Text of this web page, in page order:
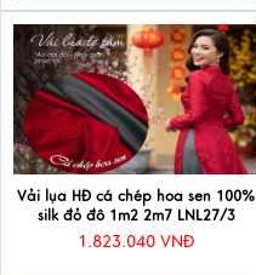
Vải lụa HĐ cá chép hoa sen 100%
silk đỏ đô 1m2 2m7 LNL27/3
1.823.040 VNĐ